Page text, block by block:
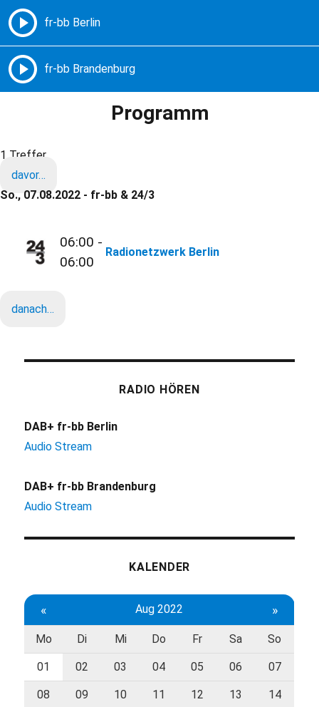
Freie Radios – Berlin Brandenburg
Programm
1 Treffer
davor…
So., 07.08.2022 - fr-bb & 24/3
06:00 -
06:00
Radionetzwerk Berlin
danach…
RADIO HÖREN
DAB+ fr-bb Berlin
Audio Stream
DAB+ fr-bb Brandenburg
Audio Stream
KALENDER
« Aug 2022 »
Mo Di Mi Do Fr Sa So
01 02 03 04 05 06 07
08 09 10 11 12 13 14